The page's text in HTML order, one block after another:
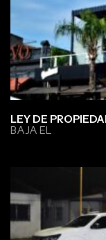
LEY DE
BAJA EL